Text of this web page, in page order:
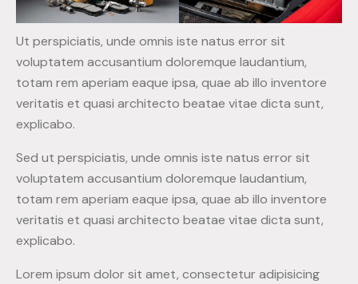
Ut perspiciatis, unde omnis iste natus error sit
voluptatem accusantium doloremque laudantium,
totam rem aperiam eaque ipsa, quae ab illo inventore
veritatis et quasi architecto beatae vitae dicta sunt,
explicabo.
Sed ut perspiciatis, unde omnis iste natus error sit
voluptatem accusantium doloremque laudantium,
totam rem aperiam eaque ipsa, quae ab illo inventore
veritatis et quasi architecto beatae vitae dicta sunt,
explicabo.
Lorem ipsum dolor sit amet, consectetur adipisicing